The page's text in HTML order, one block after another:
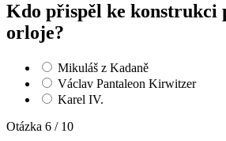
Kdo přispěl ke konstrukci
orloje?
Mikuláš z Kadaně
Václav Pantaleon Kirwitzer
Karel IV.
Otázka 6 / 10